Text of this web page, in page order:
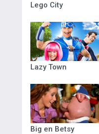
Lego City
Lazy Town
Big en Betsy